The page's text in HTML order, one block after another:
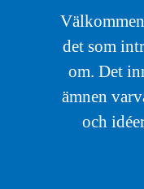
det som
om. Det
ämnen
och